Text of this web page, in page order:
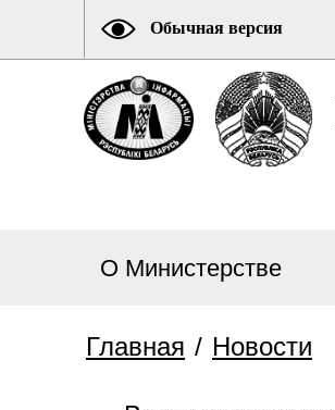
Обычная версия
О Министерстве
Главная / Новости